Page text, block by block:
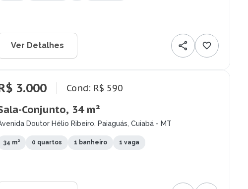
Ver Detalhes
3.000 Cond: R$ 590
Conjunto, 34 m²
Doutor Hélio Ribeiro, Paiaguás, Cuiabá - MT
34 m² 0 quartos 1 banheiro 1 vaga